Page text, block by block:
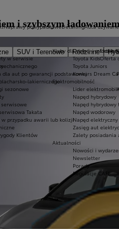
SUV i Terenowe Rodzinne
Oferta
Kluby dla dzieci i młodzieży
Toyota Kids
Toyota Juniors
Konkurs Dream
Elektromobilność
Lider
Napęd hybrydowy
Napęd
Napęd wodorowy
Napęd
Zasięg aut
Zalety posiadania
Aktualności
Nowości i
Newsletter
Porady
Regulacje CAFE
w serwisie
dla aut po gwarancji podstawowej
lakierniczego
sezonowe
serwisowe
Takata
w przypadku awarii lub kolizji
Klientów
Naprawy powypadkoweDetailingAuta używane
i szybszym ładowaniem